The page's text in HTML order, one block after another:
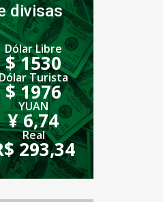
divisas
Dólar Libre
$ 1530
Turista
$ 1976
YUAN
¥ 6,74
Real
293,34